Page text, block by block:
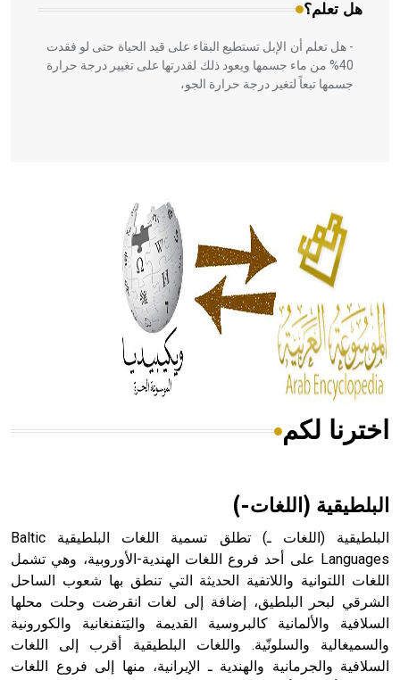
هل تعلم؟
- هل تعلم أن الإبل تستطيع البقاء على قيد الحياة حتى لو فقدت
40% من ماء جسمها ويعود ذلك لقدرتها على تغيير درجة حرارة
جسمها تبعاً لتغير درجة حرارة الجو،
الحكم، الأدلة، تنظيم التغذية، ورسالته في جروح الرأس. ويعود
له الفضل بأنه حرر الطب من الدين والفلسفة.
- هل تعلم أن المرجان إفراز حيواني يتكون في البحر ويتركب
من مادة كربونات الكلسيوم، وهو أحمر أو شديد الحمرة وهو
أجود أنواعه، ويمتاز بكبر الحجم ويسمى الش
هل تعلم أن الأبسيد كلمة فرنسية اللفظ تم اعتمادها مصطلحاً
- هل تعلم أن أبجر Abgar اسم معروف جيداً يعود إلى عدد من
الملوك الذين حكموا مدينة إديسا (الرها) من أبجر الأول وحتى
التاسع، وهم ينتسبون إلى أسرة أوسروين
اخترنا لكم
البلطيقية (اللغات-)
البلطيقية (اللغات ـ) تطلق تسمية اللغات البلطيقية Baltic
Languages على أحد فروع اللغات الهندية-الأوروبية، وهي تشمل
اللغات اللتوانية واللاتفية الحديثة التي تنطق بها شعوب الساحل
الشرقي لبحر البلطيق، إضافة إلى لغات انقرضت وحلت محلها
السلافية والألمانية كالبروسية القديمة واليَتفنغانية والكورونية
والسميغالية والسلونّية. واللغات البلطيقية أقرب إلى اللغات
السلافية والجرمانية والهندية ـ الإيرانية، منها إلى فروع اللغات